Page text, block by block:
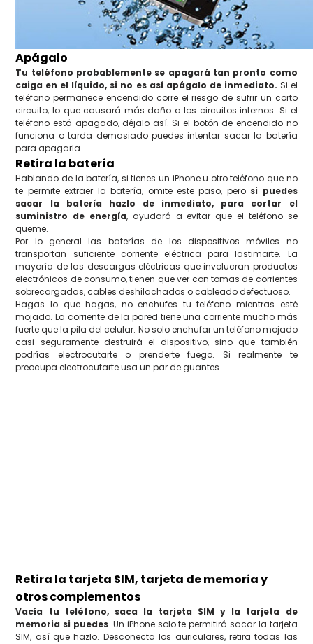
Apágalo
Tu teléfono probablemente se apagará tan pronto como
caiga en el líquido, si no es así apágalo de inmediato. Si el
teléfono permanece encendido corre el riesgo de sufrir un corto
circuito, lo que causará más daño a los circuitos internos. Si el
teléfono está apagado, déjalo así. Si el botón de encendido no
funciona o tarda demasiado puedes intentar sacar la batería
para apagarla.
Retira la batería
Hablando de la batería, si tienes un iPhone u otro teléfono que no
te permite extraer la batería, omite este paso, pero si puedes
sacar la batería hazlo de inmediato, para cortar el
suministro de energía, ayudará a evitar que el teléfono se
queme.
Por lo general las baterías de los dispositivos móviles no
transportan suficiente corriente eléctrica para lastimarte. La
mayoría de las descargas eléctricas que involucran productos
electrónicos de consumo, tienen que ver con tomas de corrientes
sobrecargadas, cables deshilachados o cableado defectuoso.
Hagas lo que hagas, no enchufes tu teléfono mientras esté
mojado. La corriente de la pared tiene una corriente mucho más
fuerte que la pila del celular. No solo enchufar un teléfono mojado
casi seguramente destruirá el dispositivo, sino que también
podrías electrocutarte o prenderte fuego. Si realmente te
preocupa electrocutarte usa un par de guantes.
Retira la tarjeta SIM, tarjeta de memoria y
otros complementos
Vacía tu teléfono, saca la tarjeta SIM y la tarjeta de
memoria si puedes. Un iPhone solo te permitirá sacar la tarjeta
SIM, así que hazlo. Desconecta los auriculares, retira todas las